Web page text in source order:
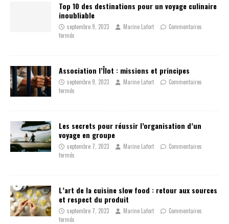
Top 10 des destinations pour un voyage culinaire
inoubliable
septembre 9, 2023 Marine Lafort
Commentaires
fermés
Association l’Îlot : missions et principes
septembre 9, 2023 Marine Lafort
Commentaires
fermés
Les secrets pour réussir l’organisation d’un
voyage en groupe
septembre 7, 2023 Marine Lafort
Commentaires
fermés
L’art de la cuisine slow food : retour aux sources
et respect du produit
septembre 7, 2023 Marine Lafort
Commentaires
fermés